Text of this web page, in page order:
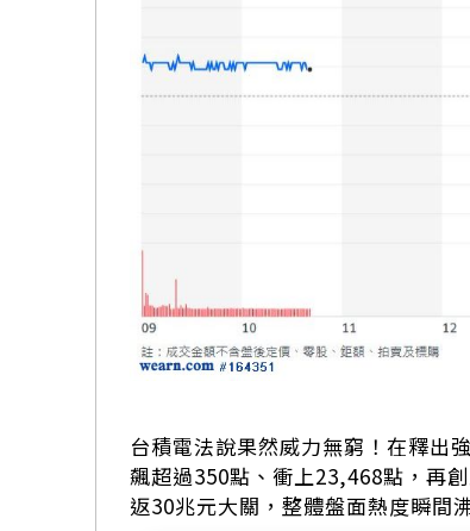
台積電法說果然威力無窮！在釋出
飆超過350點、衝上23,468點，再
返30兆元大關，整體盤面熱度瞬間